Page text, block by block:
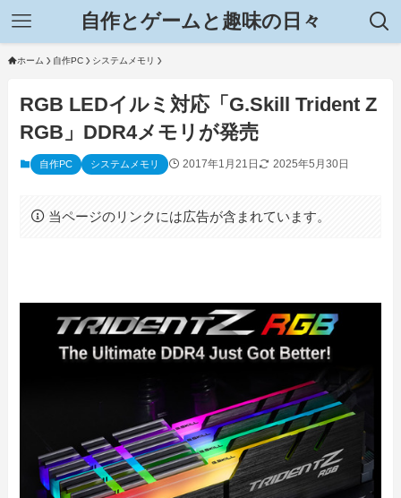
自作とゲームと趣味の日々
ホーム 自作PC システムメモリ
RGB LEDイルミ対応「G.Skill Trident Z
RGB」DDR4メモリが発売
自作PC システムメモリ 2017年1月21日 2025年5月30日
当ページのリンクには広告が含まれています。